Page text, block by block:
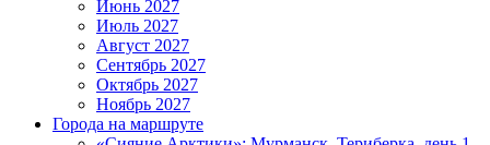
Июнь 2027
Июль 2027
Август 2027
Сентябрь 2027
Октябрь 2027
Ноябрь 2027
Города на маршруте